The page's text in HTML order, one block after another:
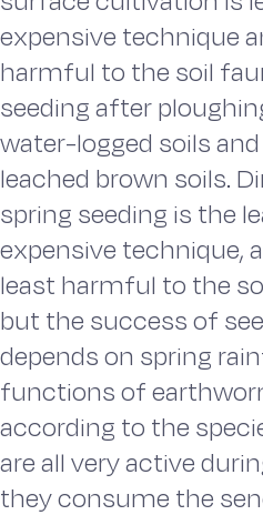
expensive technique
harmful to the soil
seeding after
water-logged soils
leached brown soils.
spring seeding is the
expensive technique,
least harmful to the
but the success of
depends on spring
functions of
according to the
are all very active
they consume the